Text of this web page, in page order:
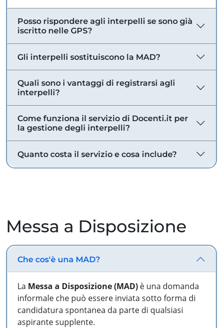
Posso rispondere agli interpelli se sono già
iscritto nelle GPS?
Gli interpelli sostituiscono la MAD?
Quali sono i vantaggi di registrarsi agli
interpelli?
Come funziona il servizio di Docenti.it per
la gestione degli interpelli?
Quanto costa il servizio e cosa include?
Messa a Disposizione
Che cos'è una MAD?
La Messa a Disposizione (MAD) è una domanda
informale che può essere inviata sotto forma di
candidatura spontanea da parte di qualsiasi
aspirante supplente.